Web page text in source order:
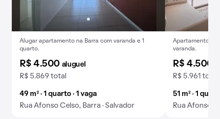
Alugar apartamento na Barra com varanda e 1
quarto.
R$ 4.500 aluguel
R$ 5.869 total
49 m² · 1 quarto · 1 vaga
Rua Afonso Celso, Barra · Salvador
Apartamento
varanda.
R$ 4.500
R$ 5.961 total
51 m² · 1
Rua Afonso